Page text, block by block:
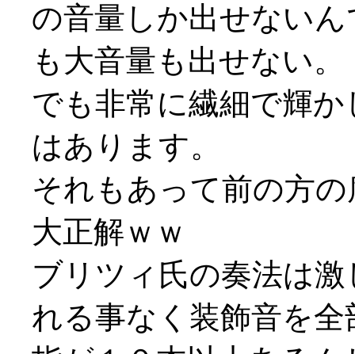
の音量しか出せない
も大音量も出せない。
でも非常に繊細で輝
はあります。
それもあって前の方
大正解ｗｗ
ブリツィ氏の奏法は
れる事なく装飾音を